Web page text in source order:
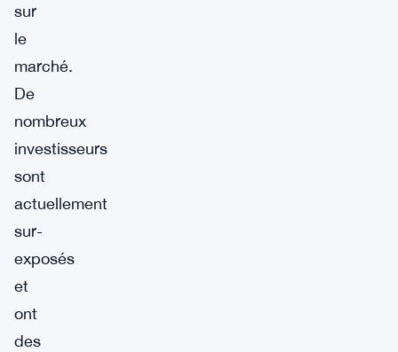
sur
le
marché.
De
nombreux
investisseurs
sont
actuellement
sur-
exposés
et
ont
des